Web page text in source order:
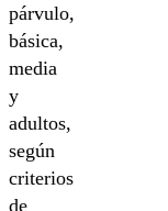
párvulo,
básica,
media
y
adultos,
según
criterios
de